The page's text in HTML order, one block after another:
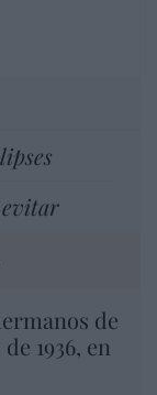
evitar
de
1936, en